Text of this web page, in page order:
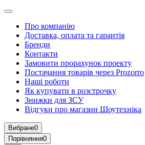
Про компанію
Доставка, оплата та гарантія
Бренди
Контакти
Замовити прорахунок проекту
Постачання товарів через Prozorro
Наші роботи
Як купувати в розстрочку
Знижки для ЗСУ
Відгуки про магазин Шоутехнiка
Вибране0
Порівняння0